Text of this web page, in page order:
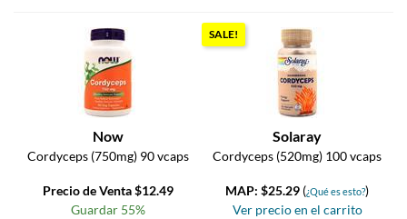
Now
Cordyceps (750mg) 90 vcaps
Precio de Venta $12.49
Guardar 55%
SALE!
Solaray
Cordyceps (520mg) 100 vcaps
MAP: $25.29 (¿Qué es esto?)
Ver precio en el carrito